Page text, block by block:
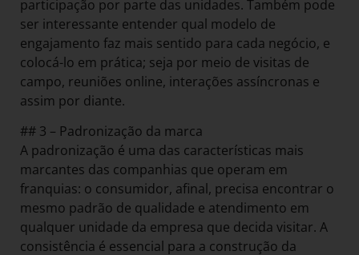
participação por parte das unidades. Também pode
ser interessante entender qual modelo de
engajamento faz mais sentido para cada negócio, e
colocá-lo em prática; seja por meio de visitas de
campo, reuniões online, interações assíncronas e
assim por diante.
## 3 – Padronização da marca
A padronização é uma das características mais
marcantes das companhias que operam em
franquias: o consumidor, afinal, precisa encontrar o
mesmo padrão de qualidade e atendimento em
qualquer unidade da empresa que decida visitar. A
consistência é essencial para a construção da